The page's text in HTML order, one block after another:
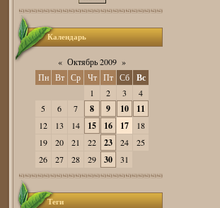
Календарь
« Октябрь 2009 »
Пн Вт Ср Чт Пт Сб Вс
1 2 3
4
5
6 7 8 9 10 11
12 13 14 15 16 17
18
19
20 21 22 23 24
25
26
27 28 29 30 31
Теги